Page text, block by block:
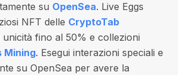
su OpenSea. Live Eggs
NFT delle CryptoTab
fino al 50% e collezioni
Mining. Esegui interazioni speciali e
su OpenSea per avere la